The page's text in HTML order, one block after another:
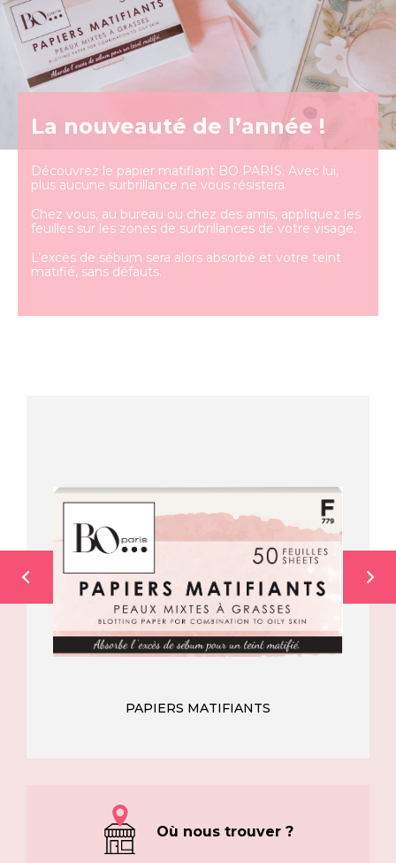
La nouveauté de l’année !
Découvrez le papier matifiant BO PARIS. Avec lui,
plus aucune surbrillance ne vous résistera.
Chez vous, au bureau ou chez des amis, appliquez les
feuilles sur les zones de surbrillances de votre visage.
L’excès de sébum sera alors absorbé et votre teint
matifié, sans défauts.
PAPIERS MATIFIANTS
Où nous trouver ?